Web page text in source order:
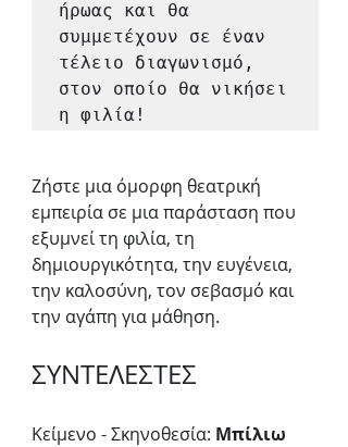
ήρωας και θα
συμμετέχουν σε έναν
τέλειο διαγωνισμό,
στον οποίο θα νικήσει
η φιλία!
Ζήστε μια όμορφη θεατρική
εμπειρία σε μια παράσταση που
εξυμνεί τη φιλία, τη
δημιουργικότητα, την ευγένεια,
την καλοσύνη, τον σεβασμό και
την αγάπη για μάθηση.
ΣΥΝΤΕΛΕΣΤΕΣ
Κείμενο - Σκηνοθεσία: Μπίλιω